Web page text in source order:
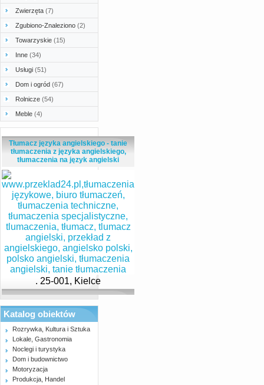
Zwierzęta (7)
Zgubiono-Znaleziono (2)
Towarzyskie (15)
Inne (34)
Usługi (51)
Dom i ogród (67)
Rolnicze (54)
Meble (4)
Tłumacz języka angielskiego - tanie
tłumaczenia z języka angielskiego,
tłumaczenia na język angielski
. 25-001, Kielce
Katalog obiektów
Rozrywka, Kultura i Sztuka
Lokale, Gastronomia
Noclegi i turystyka
Dom i budownictwo
Motoryzacja
Produkcja, Handel